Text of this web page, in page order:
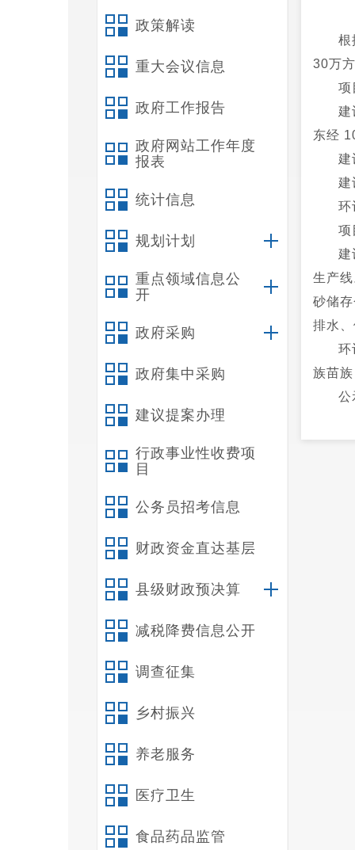
政策解读
重大会议信息
政府工作报告
政府网站工作年度
报表
统计信息
规划计划
重点领域信息公
开
政府采购
政府集中采购
建议提案办理
行政事业性收费项
目
公务员招考信息
财政资金直达基层
县级财政预决算
减税降费信息公开
调查征集
乡村振兴
养老服务
医疗卫生
食品药品监管
根
30万
项
建
东经
建
建
环
项
建
生产
砂储
排水
环
族苗
公
22号